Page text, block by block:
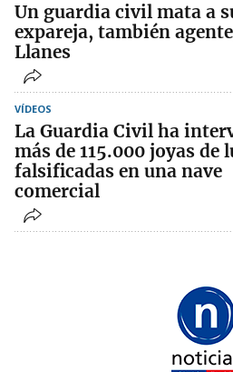
Un guardia civil mata a
expareja, también
Llanes
VÍDEOS
La Guardia Civil ha
más de 115.000 joyas de
falsificadas en una nave
comercial